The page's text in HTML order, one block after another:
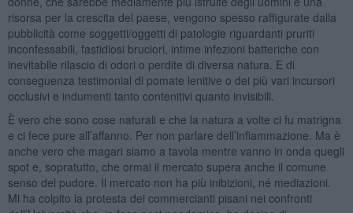
risorsa per la crescita del paese, vengono spesso raffigurate dalla
pubblicità come soggetti/oggetti di patologie riguardanti pruriti
inconfessabili, fastidiosi bruciori, intime infezioni batteriche con
inevitabile rilascio di odori o perdite di diversa natura. E di
conseguenza testimonial di pomate lenitive o dei più vari incursori
occlusivi e indumenti tanto contenitivi quanto invisibili.
È vero che sono cose naturali e che la natura a volte ci fu matrigna
e ci fece pure all’affanno. Per non parlare dell’infiammazione. Ma è
anche vero che magari siamo a tavola mentre vanno in onda quegli
spot e, sopratutto, che ormai il mercato supera anche il comune
senso del pudore. Il mercato non ha più inibizioni, né mediazioni.
Mi ha colpito la protesta dei commercianti pisani nei confronti